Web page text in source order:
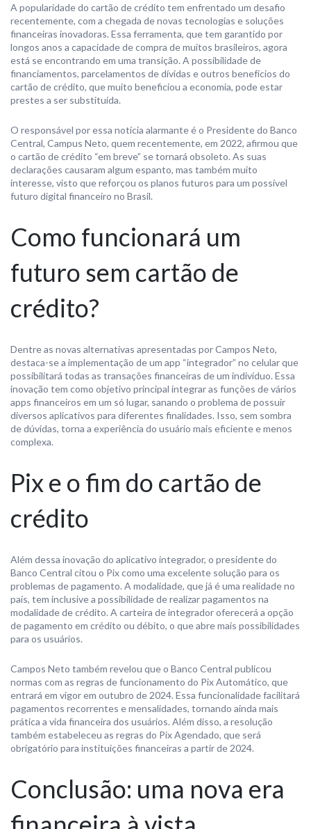
A popularidade do cartão de crédito tem enfrentado um desafio
recentemente, com a chegada de novas tecnologias e soluções
financeiras inovadoras. Essa ferramenta, que tem garantido por
longos anos a capacidade de compra de muitos brasileiros, agora
está se encontrando em uma transição. A possibilidade de
financiamentos, parcelamentos de dívidas e outros benefícios do
cartão de crédito, que muito beneficiou a economia, pode estar
prestes a ser substituída.
O responsável por essa notícia alarmante é o Presidente do Banco
Central, Campus Neto, quem recentemente, em 2022, afirmou que
o cartão de crédito “em breve” se tornará obsoleto. As suas
declarações causaram algum espanto, mas também muito
interesse, visto que reforçou os planos futuros para um possível
futuro digital financeiro no Brasil.
Como funcionará um
futuro sem cartão de
crédito?
Dentre as novas alternativas apresentadas por Campos Neto,
destaca-se a implementação de um app “integrador” no celular que
possibilitará todas as transações financeiras de um indivíduo. Essa
inovação tem como objetivo principal integrar as funções de vários
apps financeiros em um só lugar, sanando o problema de possuir
diversos aplicativos para diferentes finalidades. Isso, sem sombra
de dúvidas, torna a experiência do usuário mais eficiente e menos
complexa.
Pix e o fim do cartão de
crédito
Além dessa inovação do aplicativo integrador, o presidente do
Banco Central citou o Pix como uma excelente solução para os
problemas de pagamento. A modalidade, que já é uma realidade no
país, tem inclusive a possibilidade de realizar pagamentos na
modalidade de crédito. A carteira de integrador oferecerá a opção
de pagamento em crédito ou débito, o que abre mais possibilidades
para os usuários.
Campos Neto também revelou que o Banco Central publicou
normas com as regras de funcionamento do Pix Automático, que
entrará em vigor em outubro de 2024. Essa funcionalidade facilitará
pagamentos recorrentes e mensalidades, tornando ainda mais
prática a vida financeira dos usuários. Além disso, a resolução
também estabeleceu as regras do Pix Agendado, que será
obrigatório para instituições financeiras a partir de 2024.
Conclusão: uma nova era